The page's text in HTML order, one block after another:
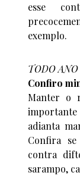
esse
exemplo.
TODO ANO
Confiro
Manter o
adianta
Confira
contra
sarampo,